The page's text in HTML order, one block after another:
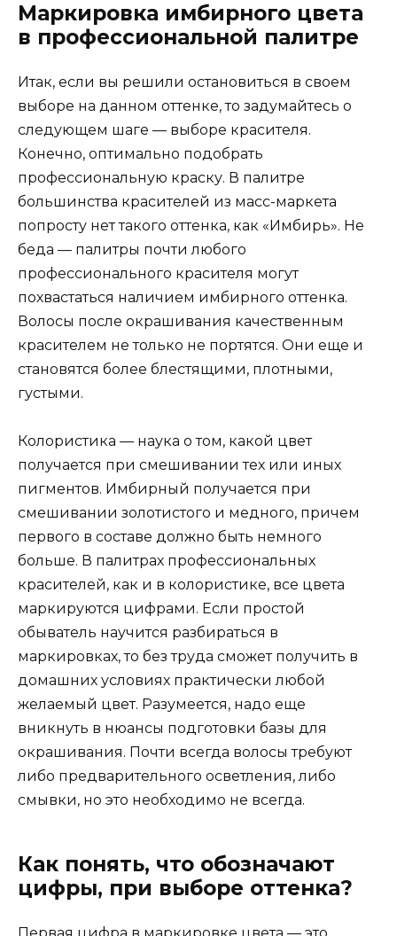
Маркировка имбирного цвета
в профессиональной палитре
Итак, если вы решили остановиться в своем
выборе на данном оттенке, то задумайтесь о
следующем шаге — выборе красителя.
Конечно, оптимально подобрать
профессиональную краску. В палитре
большинства красителей из масс-маркета
попросту нет такого оттенка, как «Имбирь». Не
беда — палитры почти любого
профессионального красителя могут
похвастаться наличием имбирного оттенка.
Волосы после окрашивания качественным
красителем не только не портятся. Они еще и
становятся более блестящими, плотными,
густыми.
Колористика — наука о том, какой цвет
получается при смешивании тех или иных
пигментов. Имбирный получается при
смешивании золотистого и медного, причем
первого в составе должно быть немного
больше. В палитрах профессиональных
красителей, как и в колористике, все цвета
маркируются цифрами. Если простой
обыватель научится разбираться в
маркировках, то без труда сможет получить в
домашних условиях практически любой
желаемый цвет. Разумеется, надо еще
вникнуть в нюансы подготовки базы для
окрашивания. Почти всегда волосы требуют
либо предварительного осветления, либо
смывки, но это необходимо не всегда.
Как понять, что обозначают
цифры, при выборе оттенка?